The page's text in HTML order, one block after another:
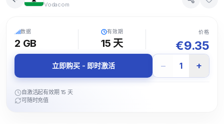
Vodacom
数据
2 GB
有效期
15 天
价格
€9.35
立即购买 - 即时激活 − 1 +
自激活起有效期 15 天
可随时充值